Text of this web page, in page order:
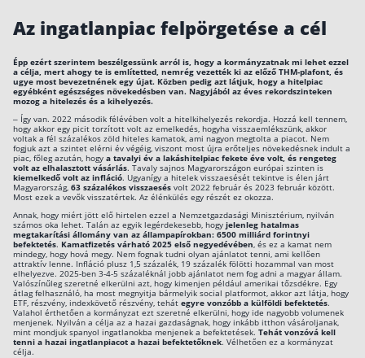
Az ingatlanpiac felpörgetése a cél
Épp ezért szerintem beszélgessünk arról is, hogy a kormányzatnak mi lehet ezzel
a célja, mert ahogy te is említetted, nemrég vezették ki az előző THM-plafont, és
ugye most bevezetnének egy újat. Közben pedig azt látjuk, hogy a hitelpiac
egyébként egészséges növekedésben van. Nagyjából az éves rekordszinteken
mozog a hitelezés és a kihelyezés.
– Így van. 2022 második félévében volt a hitelkihelyezés rekordja. Hozzá kell tennem,
hogy akkor egy picit torzított volt az emelkedés, hogyha visszaemlékszünk, akkor
voltak a fél százalékos zöld hiteles kamatok, ami nagyon megtolta a piacot. Nem
fogjuk azt a szintet elérni év végéig, viszont most újra erőteljes növekedésnek indult a
piac, főleg azután, hogy a tavalyi év a lakáshitelpiac fekete éve volt, és rengeteg
volt az elhalasztott vásárlás. Tavaly sajnos Magyarországon európai szinten is
kiemelkedő volt az infláció. Ugyanígy a hitelek visszaesését tekintve is élen járt
Magyarország, 63 százalékos visszaesés volt 2022 február és 2023 február között.
Most ezek a vevők visszatértek. Az élénkülés egy részét ez okozza.
Annak, hogy miért jött elő hirtelen ezzel a Nemzetgazdasági Minisztérium, nyilván
számos oka lehet. Talán az egyik legérdekesebb, hogy jelenleg hatalmas
megtakarítási állomány van az állampapírokban: 6500 milliárd forintnyi
befektetés. Kamatfizetés várható 2025 első negyedévében , és ez a kamat nem
mindegy, hogy hová megy. Nem fognak tudni olyan ajánlatot tenni, ami kellően
attraktív lenne. Infláció plusz 1,5 százalék, 19 százalék fölötti hozammal van most
elhelyezve. 2025-ben 3-4-5 százaléknál jobb ajánlatot nem fog adni a magyar állam.
Valószínűleg szeretné elkerülni azt, hogy kimenjen például amerikai tőzsdékre. Egy
átlag felhasználó, ha most megnyitja bármelyik social platformot, akkor azt látja, hogy
ETF, részvény, indexkövető részvény, tehát egyre vonzóbb a külföldi befektetés.
Valahol érthetően a kormányzat ezt szeretné elkerülni, hogy ide nagyobb volumenek
menjenek. Nyilván a célja az a hazai gazdaságnak, hogy inkább itthon vásároljanak,
mint mondjuk spanyol ingatlanokba menjenek a befektetések. Tehát vonzóvá kell
tenni a hazai ingatlanpiacot a hazai befektetőknek. Vélhetően ez a kormányzat
célja.